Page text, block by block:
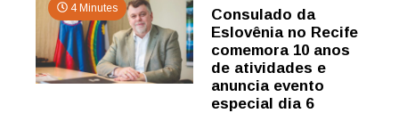
4 Minutes
Consulado da
Eslovênia no Recife
comemora 10 anos
de atividades e
anuncia evento
especial dia 6